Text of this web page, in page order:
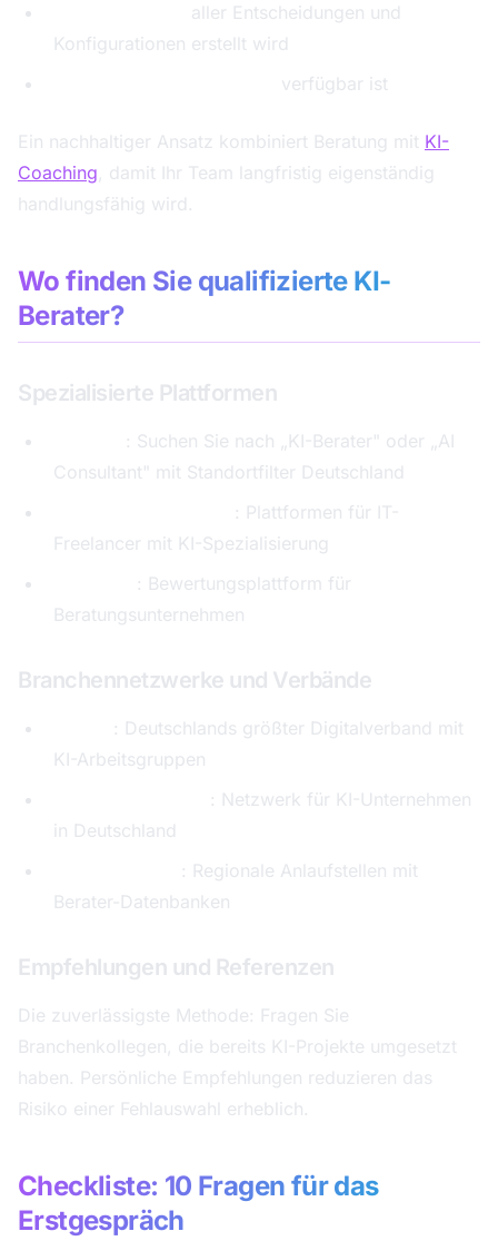
aller Entscheidungen und
Konfigurationen erstellt wird
verfügbar ist
Ein nachhaltiger Ansatz kombiniert Beratung mit KI-
Coaching, damit Ihr Team langfristig eigenständig
handlungsfähig wird.
Wo finden Sie qualifizierte KI-
Berater?
Spezialisierte Plattformen
: Suchen Sie nach „KI-Berater" oder „AI
Consultant" mit Standortfilter Deutschland
: Plattformen für IT-
Freelancer mit KI-Spezialisierung
: Bewertungsplattform für
Beratungsunternehmen
Branchennetzwerke und Verbände
: Deutschlands größter Digitalverband mit
KI-Arbeitsgruppen
: Netzwerk für KI-Unternehmen
in Deutschland
: Regionale Anlaufstellen mit
Berater-Datenbanken
Empfehlungen und Referenzen
Die zuverlässigste Methode: Fragen Sie
Branchenkollegen, die bereits KI-Projekte umgesetzt
haben. Persönliche Empfehlungen reduzieren das
Risiko einer Fehlauswahl erheblich.
Checkliste: 10 Fragen für das
Erstgespräch